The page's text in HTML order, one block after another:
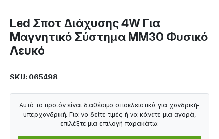
Led Σποτ Διάχυσης 4W Για
Μαγνητικό Σύστημα MM30 Φυσικό
Λευκό
SKU: 065498
Αυτό το προϊόν είναι διαθέσιμο αποκλειστικά για χονδρική-
υπερχονδρική. Για να δείτε τιμές ή να κάνετε μια αγορά,
επιλέξτε μια επιλογή παρακάτω: